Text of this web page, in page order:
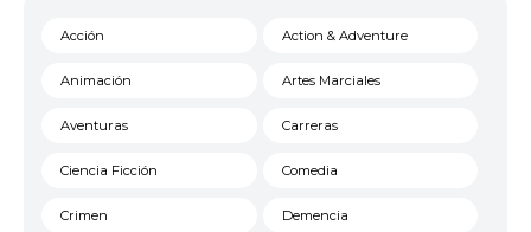
Acción Action & Adventure
Animación Artes Marciales
Aventuras Carreras
Ciencia Ficción Comedia
Crimen Demencia